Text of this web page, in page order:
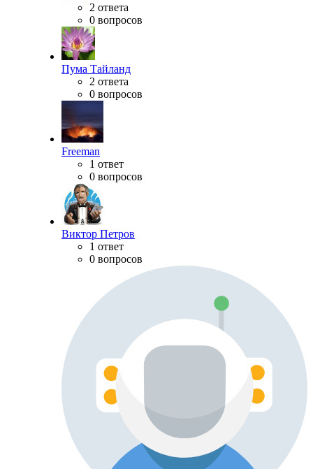
2 ответа
0 вопросов
Пума Тайланд
2 ответа
0 вопросов
Freeman
1 ответ
0 вопросов
Виктор Петров
1 ответ
0 вопросов